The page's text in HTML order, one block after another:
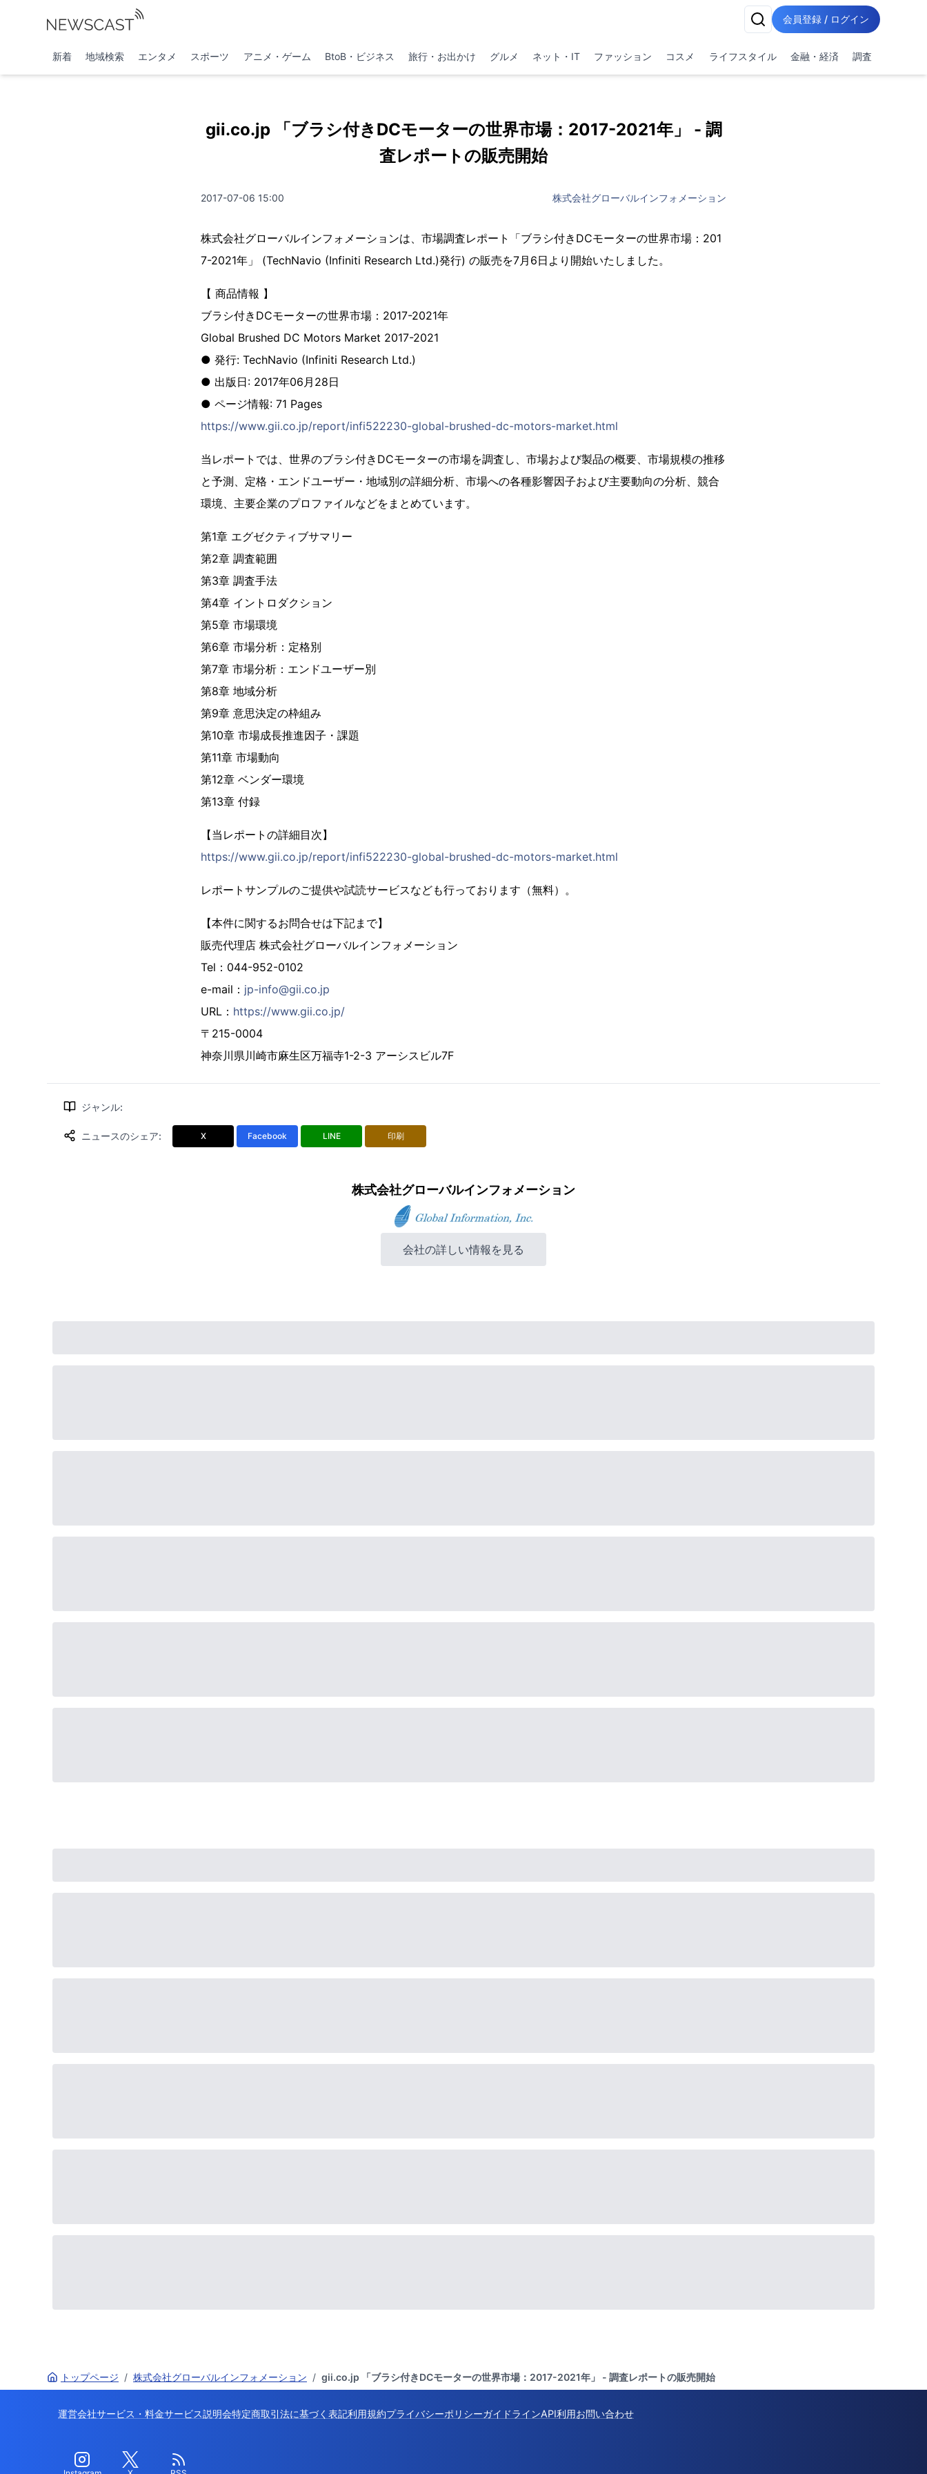
会員登録 / ログイン
新着 地域検索 エンタメ スポーツ アニメ・ゲーム BtoB・ビジネス 旅行・お出かけ グルメ ネット・IT ファッション コスメ ライフスタイル 金融・経済 調査
gii.co.jp 「ブラシ付きDCモーターの世界市場：2017-2021年」 - 調
査レポートの販売開始
2017-07-06 15:00 株式会社グローバルインフォメーション
株式会社グローバルインフォメーションは、市場調査レポート「ブラシ付きDCモーターの世界市場：201
7-2021年」 (TechNavio (Infiniti Research Ltd.)発行) の販売を7月6日より開始いたしました。
【 商品情報 】
ブラシ付きDCモーターの世界市場：2017-2021年
Global Brushed DC Motors Market 2017-2021
● 発行: TechNavio (Infiniti Research Ltd.)
● 出版日: 2017年06月28日
● ページ情報: 71 Pages
https://www.gii.co.jp/report/infi522230-global-brushed-dc-motors-market.html
当レポートでは、世界のブラシ付きDCモーターの市場を調査し、市場および製品の概要、市場規模の推移
と予測、定格・エンドユーザー・地域別の詳細分析、市場への各種影響因子および主要動向の分析、競合
環境、主要企業のプロファイルなどをまとめています。
第1章 エグゼクティブサマリー
第2章 調査範囲
第3章 調査手法
第4章 イントロダクション
第5章 市場環境
第6章 市場分析：定格別
第7章 市場分析：エンドユーザー別
第8章 地域分析
第9章 意思決定の枠組み
第10章 市場成長推進因子・課題
第11章 市場動向
第12章 ベンダー環境
第13章 付録
【当レポートの詳細目次】
https://www.gii.co.jp/report/infi522230-global-brushed-dc-motors-market.html
レポートサンプルのご提供や試読サービスなども行っております（無料）。
【本件に関するお問合せは下記まで】
販売代理店 株式会社グローバルインフォメーション
Tel：044-952-0102
e-mail： jp-info@gii.co.jp
URL： https://www.gii.co.jp/
〒215-0004
神奈川県川崎市麻生区万福寺1-2-3 アーシスビル7F
ジャンル:
ニュースのシェア: X Facebook LINE 印刷
株式会社グローバルインフォメーション
会社の詳しい情報を見る
トップページ / 株式会社グローバルインフォメーション / gii.co.jp 「ブラシ付きDCモーターの世界市場：2017-2021年」 - 調査レポートの販売開始
運営会社サービス・料金サービス説明会特定商取引法に基づく表記利用規約プライバシーポリシーガイドラインAPI利用お問い合わせ